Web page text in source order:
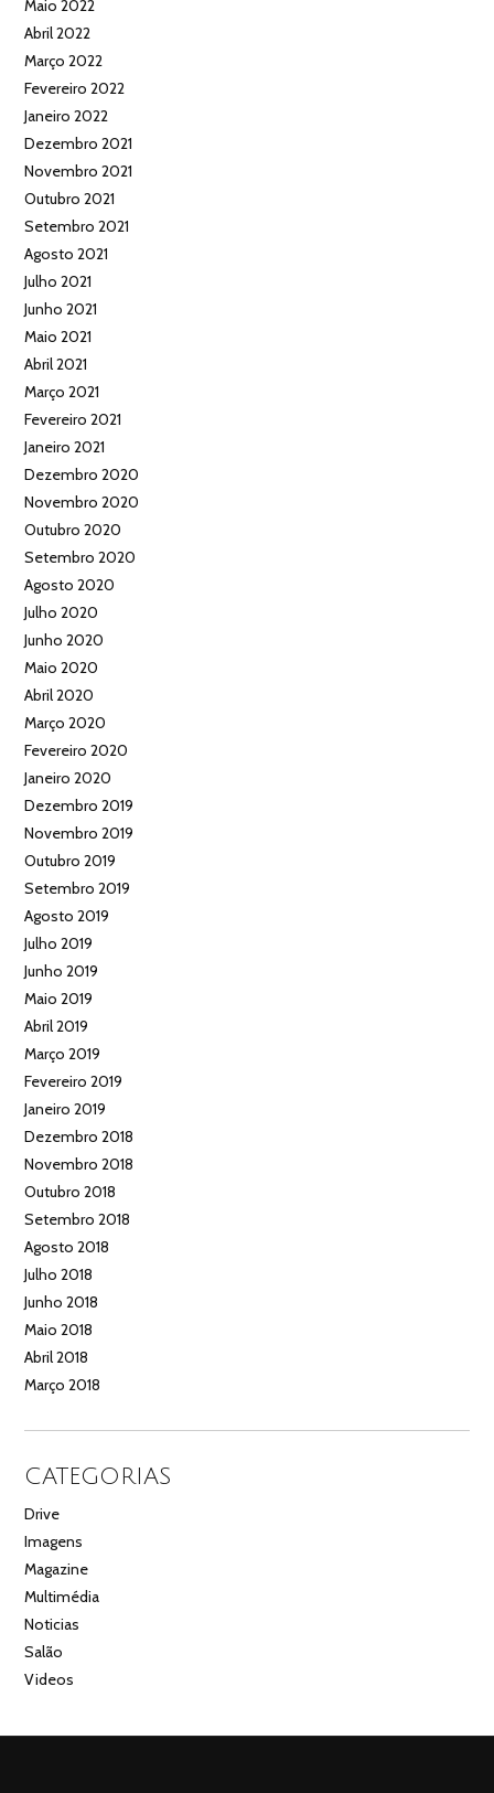
Maio 2022
Abril 2022
Março 2022
Fevereiro 2022
Janeiro 2022
Dezembro 2021
Novembro 2021
Outubro 2021
Setembro 2021
Agosto 2021
Julho 2021
Junho 2021
Maio 2021
Abril 2021
Março 2021
Fevereiro 2021
Janeiro 2021
Dezembro 2020
Novembro 2020
Outubro 2020
Setembro 2020
Agosto 2020
Julho 2020
Junho 2020
Maio 2020
Abril 2020
Março 2020
Fevereiro 2020
Janeiro 2020
Dezembro 2019
Novembro 2019
Outubro 2019
Setembro 2019
Agosto 2019
Julho 2019
Junho 2019
Maio 2019
Abril 2019
Março 2019
Fevereiro 2019
Janeiro 2019
Dezembro 2018
Novembro 2018
Outubro 2018
Setembro 2018
Agosto 2018
Julho 2018
Junho 2018
Maio 2018
Abril 2018
Março 2018
CATEGORIAS
Drive
Imagens
Magazine
Multimédia
Noticias
Salão
Videos